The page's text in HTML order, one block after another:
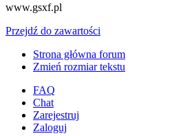
www.gsxf.pl
Przejdź do zawartości
Strona główna forum
Zmień rozmiar tekstu
FAQ
Chat
Zarejestruj
Zaloguj